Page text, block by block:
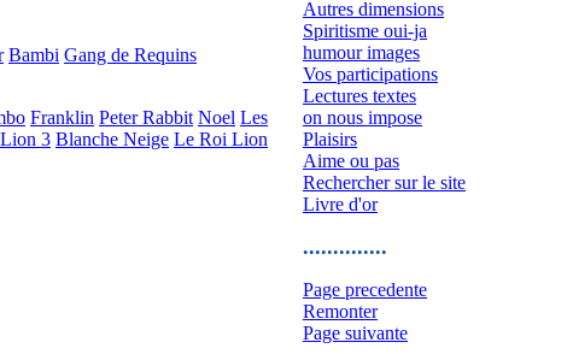
Bambi Gang de Requins
Franklin Peter Rabbit Noel Les
3 Blanche Neige Le Roi Lion
Autres dimensions
Spiritisme oui-ja
humour images
Vos participations
Lectures textes
on nous impose
Plaisirs
Aime ou pas
Rechercher sur le site
Livre d'or
..............
Page precedente
Remonter
Page suivante